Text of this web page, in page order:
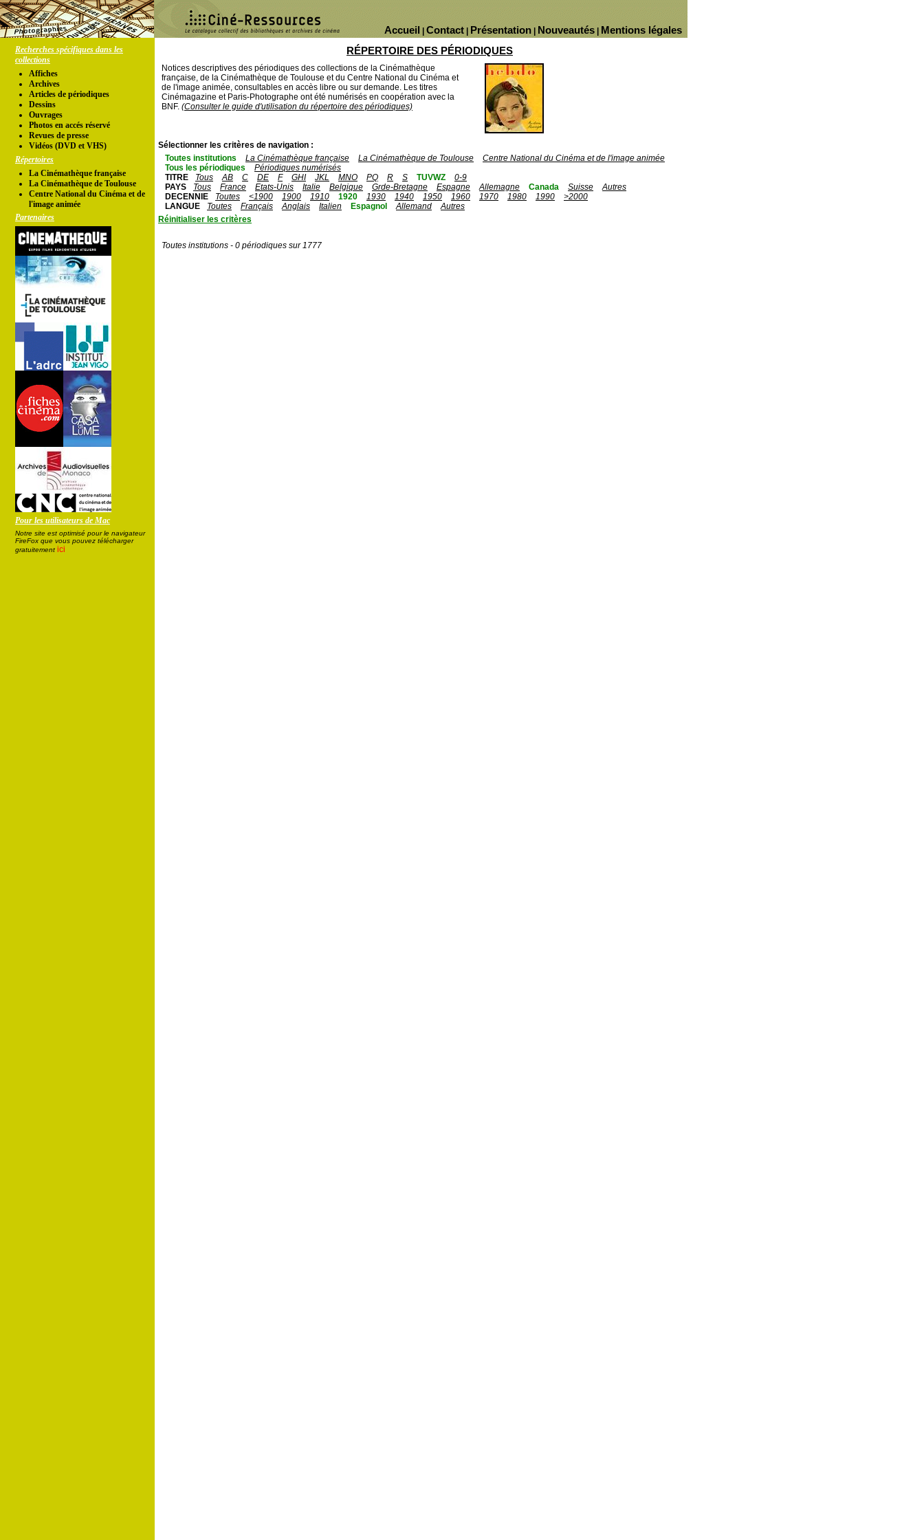
Mentions légales
Nouveautés
Présentation
Contact
Accueil
Recherches spécifiques dans les
collections
Affiches
Archives
Articles de périodiques
Dessins
Ouvrages
Photos en accés réservé
Revues de presse
Vidéos (DVD et VHS)
Répertoires
La Cinémathèque française
La Cinémathèque de Toulouse
Centre National du Cinéma et de
l'image animée
Partenaires
Pour les utilisateurs de Mac
Notre site est optimisé pour le navigateur
FireFox que vous pouvez télécharger
gratuitement ici
RÉPERTOIRE DES PÉRIODIQUES
Notices descriptives des périodiques des collections de la Cinémathèque
française, de la Cinémathèque de Toulouse et du Centre National du Cinéma et
de l'image animée, consultables en accès libre ou sur demande. Les titres
Cinémagazine et Paris-Photographe ont été numérisés en coopération avec la
BNF. (Consulter le guide d'utilisation du répertoire des périodiques)
Sélectionner les critères de navigation :
Toutes institutions
La Cinémathèque française La Cinémathèque de Toulouse
Centre National du Cinéma et de l'image animée
Tous les périodiques
Périodiques numérisés
TITRE
Tous AB C DE F GHI JKL MNO PQ R S TUVWZ
0-9
PAYS
Tous France Etats-Unis Italie Belgique Grde-Bretagne Espagne Allemagne Canada Suisse
Autres
DECENNIE
Toutes <1900 1900 1910 1920 1930 1940 1950 1960 1970 1980 1990
>2000
LANGUE
Toutes Français Anglais Italien Espagnol Allemand
Autres
Réinitialiser les critères
Toutes institutions - 0 périodiques sur 1777